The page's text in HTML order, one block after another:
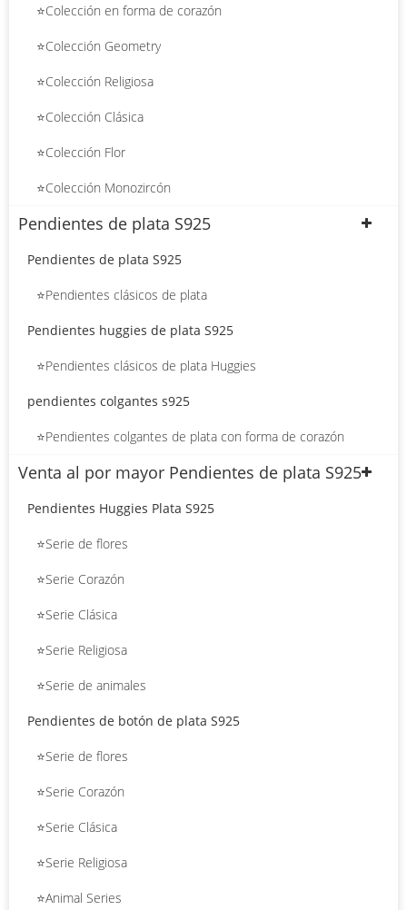
⭐Colección en forma de corazón
⭐Colección Geometry
⭐Colección Religiosa
⭐Colección Clásica
⭐Colección Flor
⭐Colección Monozircón
Pendientes de plata S925
Pendientes de plata S925
⭐Pendientes clásicos de plata
Pendientes huggies de plata S925
⭐Pendientes clásicos de plata Huggies
pendientes colgantes s925
⭐Pendientes colgantes de plata con forma de corazón
Venta al por mayor Pendientes de plata S925
Pendientes Huggies Plata S925
⭐Serie de flores
⭐Serie Corazón
⭐Serie Clásica
⭐Serie Religiosa
⭐Serie de animales
Pendientes de botón de plata S925
⭐Serie de flores
⭐Serie Corazón
⭐Serie Clásica
⭐Serie Religiosa
⭐Animal Series